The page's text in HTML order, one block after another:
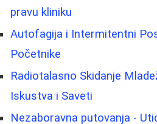
pravu kliniku
Autofagija i Intermitentni
Početnike
Radiotalasno Skidanje
Iskustva i Saveti
Nezaboravna putovanja -